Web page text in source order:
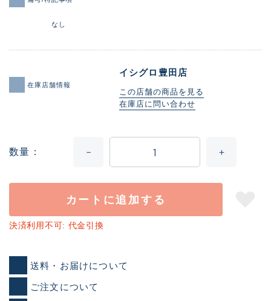
なし
在庫店舗情報
イシグロ豊田店
この店舗の商品を見る
在庫店に問い合わせ
数量
カートに追加する
決済利用不可: 代金引換
送料・お届けについて
ご注文について